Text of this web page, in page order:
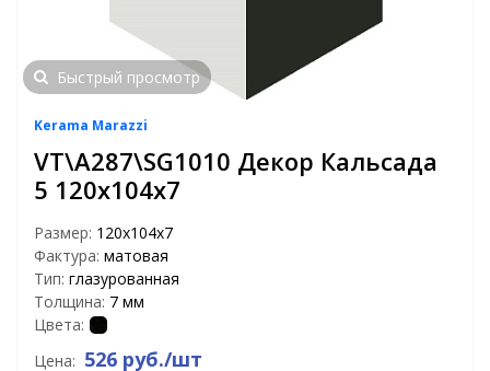
Быстрый просмотр
Kerama Marazzi
VT\A287\SG1010 Декор Кальсада
5 120х104х7
Размер: 120х104х7
Фактура: матовая
Тип: глазурованная
Толщина: 7 мм
Цвета:
Цена: 526 руб./шт